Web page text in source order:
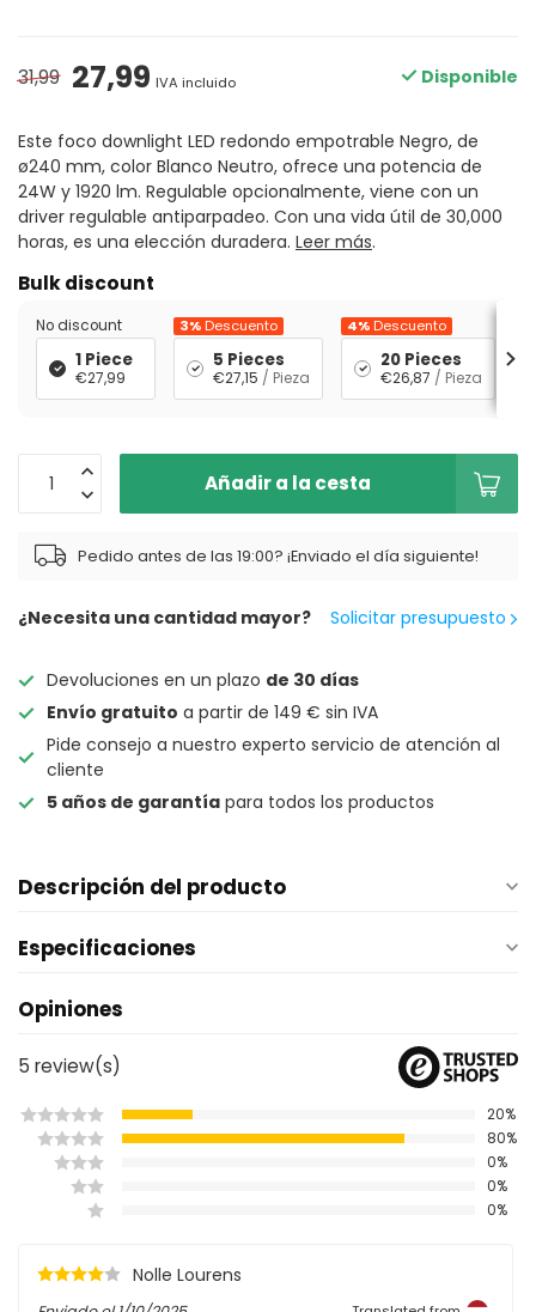
31,99 27,99 IVA incluido Disponible
Este foco downlight LED redondo empotrable Negro, de
ø240 mm, color Blanco Neutro, ofrece una potencia de
24W y 1920 lm. Regulable opcionalmente, viene con un
driver regulable antiparpadeo. Con una vida útil de 30,000
horas, es una elección duradera. Leer más.
Bulk discount
No discount
1 Piece
€27,99
3%Descuento
5 Pieces
€27,15 / Pieza
4%Descuento
20 Pieces
€26,87 / Pieza
Añadir a la cesta
Pedido antes de las 19:00? ¡Enviado el día siguiente!
¿Necesita una cantidad mayor? Solicitar presupuesto
Devoluciones en un plazo de 30 días
Envío gratuito a partir de 149 € sin IVA
Pide consejo a nuestro experto servicio de atención al
cliente
5 años de garantía para todos los productos
Descripción del producto
Especificaciones
Opiniones
5 review(s)
20%
80%
0%
0%
0%
Nolle Lourens